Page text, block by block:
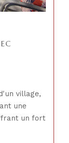
village,
une
un fort